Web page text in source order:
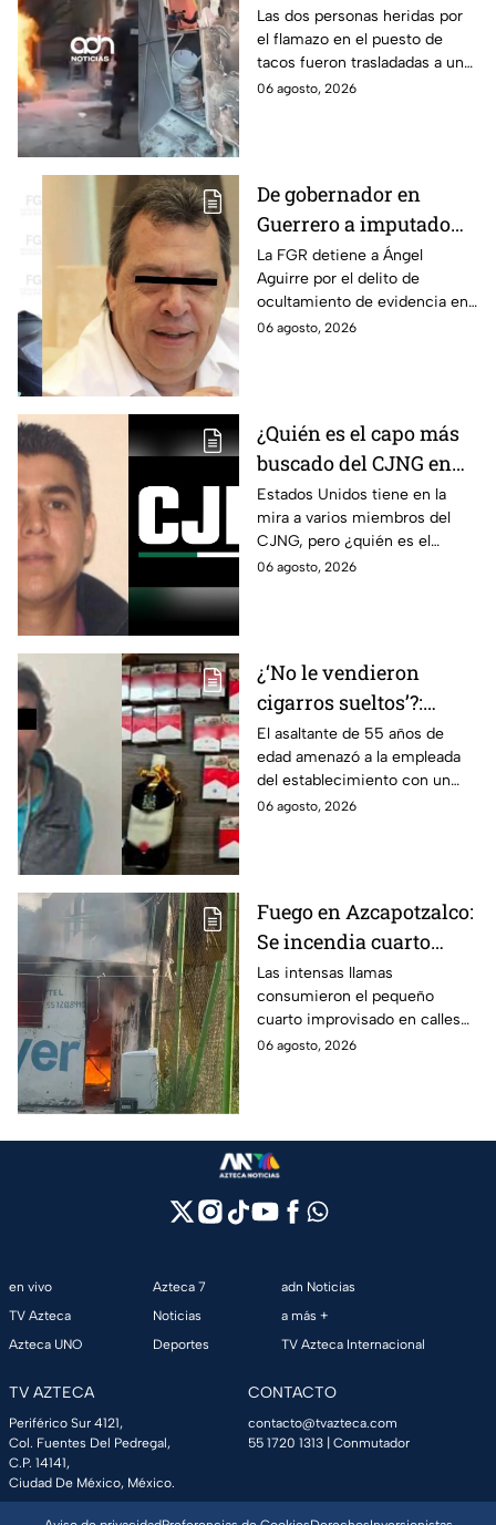
dos heridos en CDMX
Las dos personas heridas por
el flamazo en el puesto de
tacos fueron trasladadas a un
hospital para recibir atención
06 agosto, 2026
De gobernador en
Guerrero a imputado
por la "Verdad
Histórica"; Así fue como
Ángel Aguirre obstruyó
la justicia en caso
La FGR detiene a Ángel
Aguirre por el delito de
ocultamiento de evidencia en
el caso Ayotzinapa. Esta es la
06 agosto, 2026
¿Quién es el capo más
buscado del CJNG en
Estados Unidos?
Estados Unidos tiene en la
mira a varios miembros del
CJNG, pero ¿quién es el
miembro más buscado por el
06 agosto, 2026
¿‘No le vendieron
cigarros sueltos’?:
Detienen a hombre tras
asaltar una tienda y
llevarse más de 30
cajetillas en Iztapalapa
El asaltante de 55 años de
edad amenazó a la empleada
del establecimiento con un
arma de fuego, llevándose
06 agosto, 2026
Fuego en Azcapotzalco:
Se incendia cuarto
improvisado en la
Industrial Vallejo;
rompen cadenas para
combatir las llamas
Las intensas llamas
consumieron el pequeño
cuarto improvisado en calles
de Azcapotzalco; bomberos
06 agosto, 2026
en vivo
TV Azteca
Azteca UNO
Azteca 7
Noticias
Deportes
adn Noticias
a más +
TV Azteca Internacional
TV AZTECA
Periférico Sur 4121,
Col. Fuentes Del Pedregal,
C.P. 14141,
Ciudad De México, México.
CONTACTO
contacto@tvazteca.com
55 1720 1313 | Conmutador